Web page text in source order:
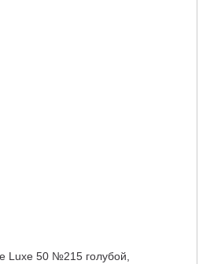
Luxe 50 №215 голубой,